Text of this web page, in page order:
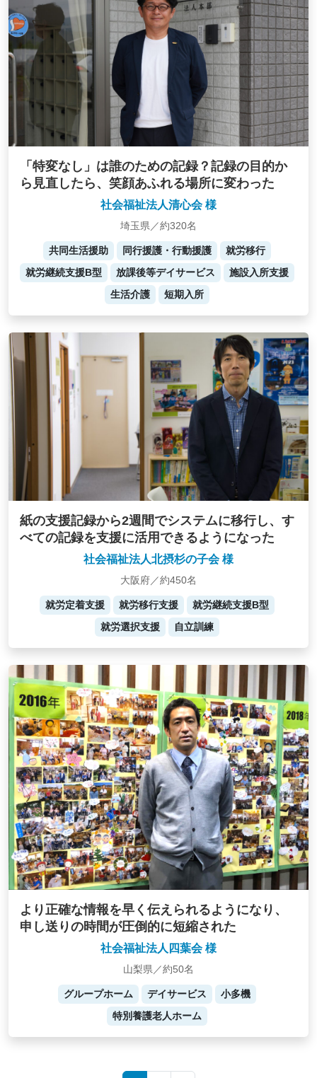
「特変なし」は誰のための記録？記録の目的か
ら見直したら、笑顔あふれる場所に変わった
社会福祉法人清心会 様
埼玉県／約320名
共同生活援助 同行援護・行動援護
就労移行
就労継続支援B型
放課後等デイサービス
施設入所支援
生活介護
短期入所
紙の支援記録から2週間でシステムに移行し、す
べての記録を支援に活用できるようになった
社会福祉法人北摂杉の子会 様
大阪府／約450名
就労定着支援 就労移行支援
就労継続支援B型
就労選択支援
自立訓練
より正確な情報を早く伝えられるようになり、
申し送りの時間が圧倒的に短縮された
社会福祉法人四葉会 様
山梨県／約50名
グループホーム デイサービス
小多機
特別養護老人ホーム